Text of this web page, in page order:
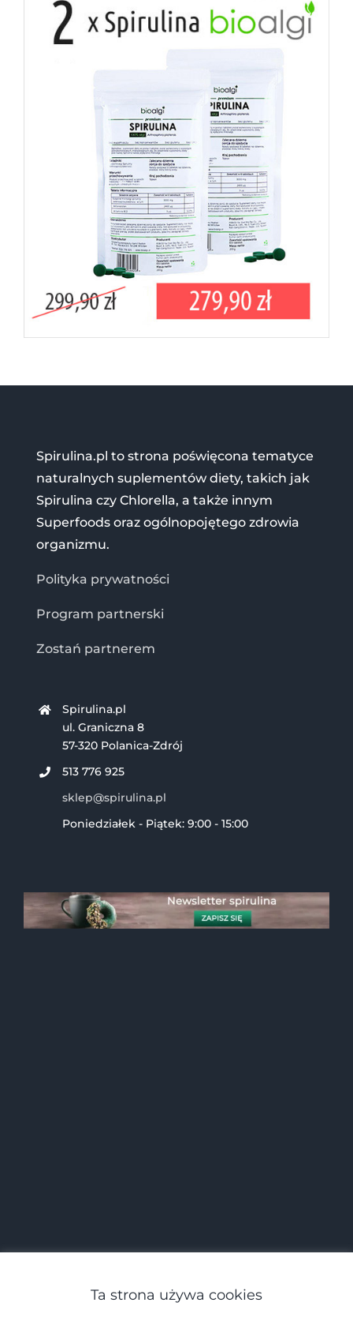
Spirulina.pl to strona poświęcona tematyce
naturalnych suplementów diety, takich jak
Spirulina czy Chlorella, a także innym
Superfoods oraz ogólnopojętego zdrowia
organizmu.
Polityka prywatności
Program partnerski
Zostań partnerem
Spirulina.pl
ul. Graniczna 8
57-320 Polanica-Zdrój
513 776 925
sklep@spirulina.pl
Poniedziałek - Piątek: 9:00 - 15:00
Ta strona używa cookies